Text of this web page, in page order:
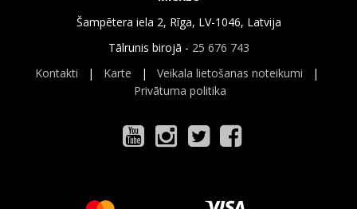
Šampētera iela 2, Rīga, LV-1046, Latvija
Tālrunis birojā - 25 676 743
Kontakti | Karte | Veikala lietošanas noteikumi |
Privātuma politika